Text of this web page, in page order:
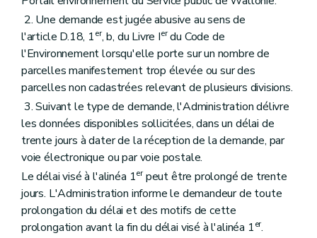
2. Une demande est jugée abusive au sens de
l'article D.18, 1er, b, du Livre Ierdu Code de
l'Environnement lorsqu'elle porte sur un nombre de
parcelles manifestement trop élevée ou sur des
parcelles non cadastrées relevant de plusieurs divisions.
3. Suivant le type de demande, l'Administration délivre
les données disponibles sollicitées, dans un délai de
trente jours à dater de la réception de la demande, par
voie électronique ou par voie postale.
Le délai visé à l'alinéa 1erpeut être prolongé de trente
jours. L'Administration informe le demandeur de toute
prolongation du délai et des motifs de cette
prolongation avant la fin du délai visé à l'alinéa 1er.